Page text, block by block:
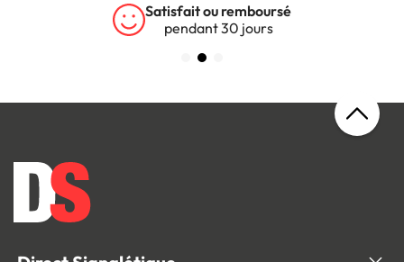
Satisfait ou remboursé
pendant 30 jours